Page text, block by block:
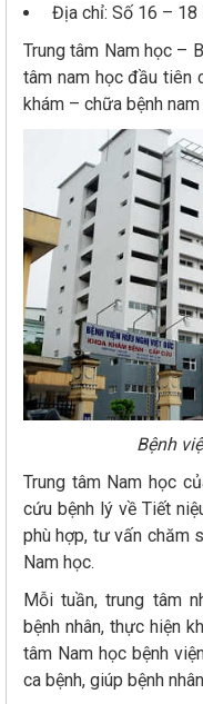
Địa chỉ: Số 16 – 18
Trung tâm Nam học –
tâm nam học đầu tiên
khám – chữa bệnh
Bệnh
Trung tâm Nam học
cứu bệnh lý về Tiết
phù hợp, tư vấn chăm
Nam học.
Mỗi tuần, trung tâm
bệnh nhân, thực hiện
tâm Nam học bệnh
ca bệnh, giúp bệnh